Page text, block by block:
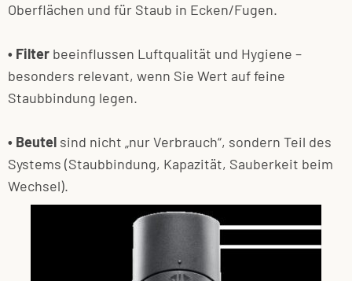
Oberflächen und für Staub in Ecken/Fugen.
• Filter beeinflussen Luftqualität und Hygiene –
besonders relevant, wenn Sie Wert auf feine
Staubbindung legen.
• Beutel sind nicht „nur Verbrauch“, sondern Teil des
Systems (Staubbindung, Kapazität, Sauberkeit beim
Wechsel).